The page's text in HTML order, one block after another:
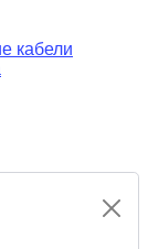
кабели